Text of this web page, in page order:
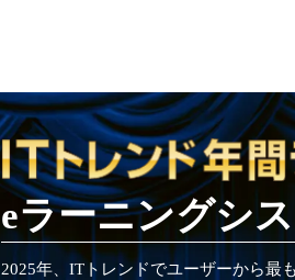
eラーニングシ
2025年、ITトレンドでユーザーから最